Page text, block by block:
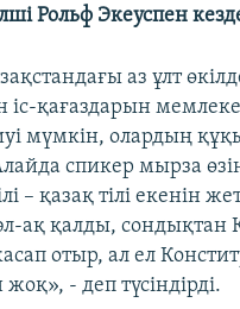
Рольф Экеуспен
аз ұлт
қағаздарын
мүмкін, олардың
спикер мырза
– қазақ тілі екенін
ақ қалды, сондықтан
отыр, ал ел
- деп түсіндірді.